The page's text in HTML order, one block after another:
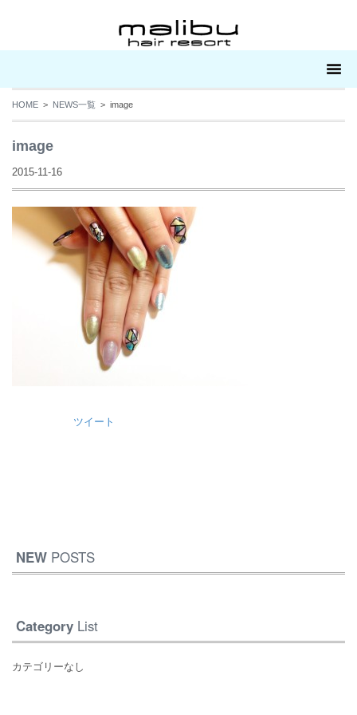
HOME > NEWS一覧 > image
image
2015-11-16
ツイート
NEW POSTS
Category List
カテゴリーなし